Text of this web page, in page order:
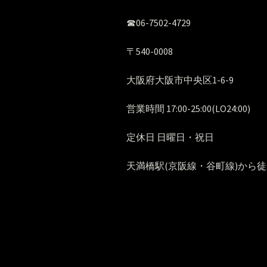
☎︎06-7502-4729
〒540-0008
大阪府大阪市中央区1-6-9
営業時間 17:00-25:00(LO24:00)
定休日 日曜日・祝日
天満橋駅(京阪線・谷町線)から